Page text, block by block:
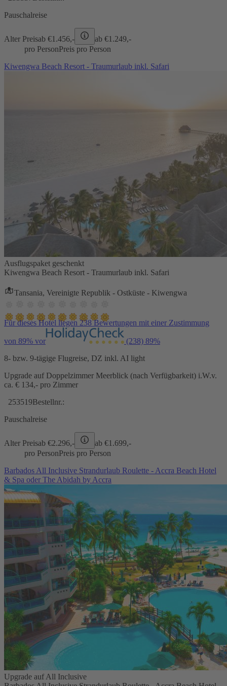
Pauschalreise
Alter Preisab €1.456,- ab €1.249,-
pro PersonPreis pro Person
Kiwengwa Beach Resort - Traumurlaub inkl. Safari
Ausflugspaket geschenkt
Kiwengwa Beach Resort - Traumurlaub inkl. Safari
Tansania, Vereinigte Republik - Ostküste - Kiwengwa
Für dieses Hotel liegen 238 Bewertungen mit einer Zustimmung
von 89% vor (238) 89%
8- bzw. 9-tägige Flugreise, DZ inkl. AI light
Upgrade auf Doppelzimmer Meerblick (nach Verfügbarkeit) i.W.v.
ca. € 134,- pro Zimmer
253519Bestellnr.:
Pauschalreise
Alter Preisab €2.296,- ab €1.699,-
pro PersonPreis pro Person
Barbados All Inclusive Strandurlaub Roulette - Accra Beach Hotel
& Spa oder The Abidah by Accra
Upgrade auf All Inclusive